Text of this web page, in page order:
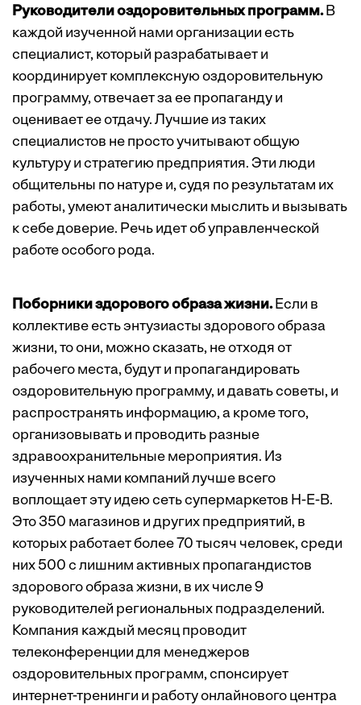
Руководители оздоровительных программ.В
каждой изученной нами организации есть
специалист, который разрабатывает и
координирует комплексную оздоровительную
программу, отвечает за ее пропаганду и
оценивает ее отдачу. Лучшие из таких
специалистов не просто учитывают общую
культуру и стратегию предприятия. Эти люди
общительны по натуре и, судя по результатам их
работы, умеют аналитически мыслить и вызывать
к себе доверие. Речь идет об управленческой
работе особого рода.
Поборники здорового образа жизни.Если в
коллективе есть энтузиасты здорового образа
жизни, то они, можно сказать, не отходя от
рабочего места, будут и пропагандировать
оздоровительную программу, и давать советы, и
распространять информацию, а кроме того,
организовывать и проводить разные
здравоохранительные мероприятия. Из
изученных нами компаний лучше всего
воплощает эту идею сеть супермаркетов H-E-B.
Это 350 магазинов и других предприятий, в
которых работает более 70 тысяч человек, среди
них 500 с лишним активных пропагандистов
здорового образа жизни, в их числе 9
руководителей региональных подразделений.
Компания каждый месяц проводит
телеконференции для менеджеров
оздоровительных программ, спонсирует
интернет-тренинги и работу онлайнового центра